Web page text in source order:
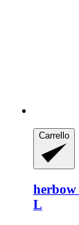
Carrello
herbow
L